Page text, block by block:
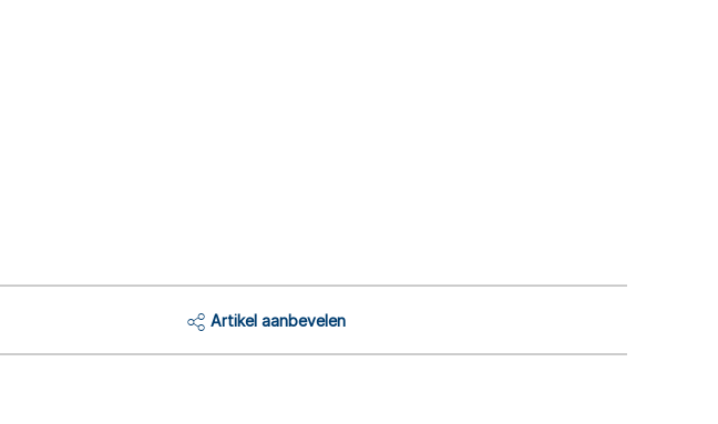
Artikel aanbevelen